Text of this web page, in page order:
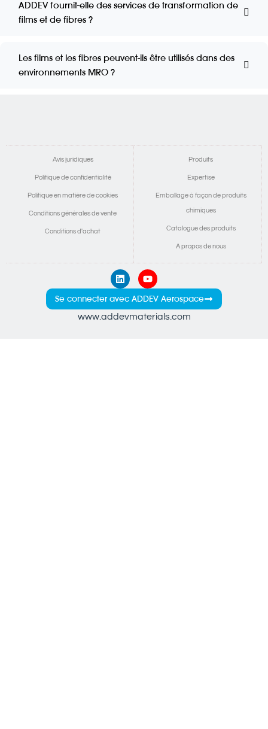
ADDEV fournit-elle des services de transformation de
films et de fibres ?
Les films et les fibres peuvent-ils être utilisés dans des
environnements MRO ?
Avis juridiques
Politique de confidentialité
Politique en matière de cookies
Conditions générales de vente
Conditions d'achat
Produits
Expertise
Emballage à façon de produits
chimiques
Catalogue des produits
A propos de nous
Se connecter avec ADDEV Aerospace
www.addevmaterials.com